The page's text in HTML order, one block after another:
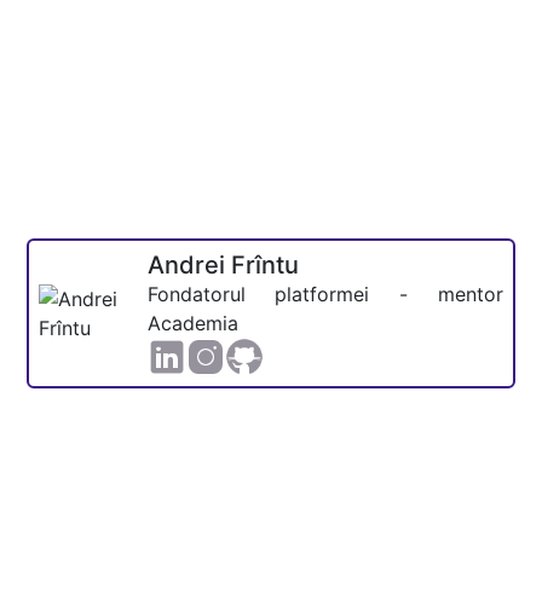
Andrei Frîntu
Fondatorul platformei - mentor
Academia